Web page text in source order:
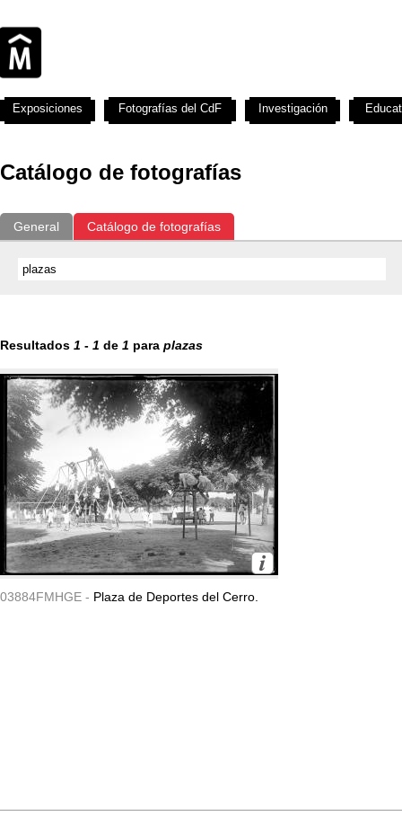
Catálogo de fotografías
General Catálogo de fotografías
Resultados 1 - 1 de 1 para plazas
03884FMHGE - Plaza de Deportes del Cerro.
Exposiciones Fotografías del CdF Investigación